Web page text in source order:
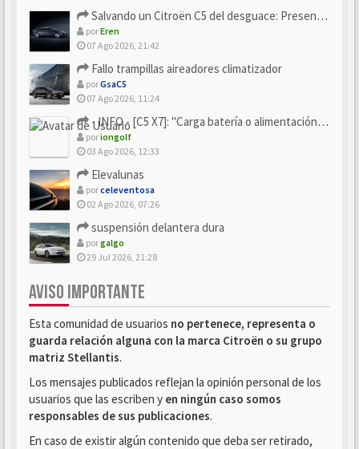
Salvando un Citroën C5 del desguace: Presentación y seguimiento
porEren
07 Ago 2026, 21:42
Fallo trampillas aireadores climatizador
porGsaC5
07 Ago 2026, 11:24
- INFO - [C5 X7]: "Carga batería o alimentación eléctri...
poriongolf
03 Ago 2026, 12:33
Elevalunas
porceleventosa
02 Ago 2026, 07:26
suspensión delantera dura
porgalgo
29 Jul 2026, 21:28
AVISO IMPORTANTE
Esta comunidad de usuarios no pertenece, representa o
guarda relación alguna con la marca Citroën o su grupo
matriz Stellantis.
Los mensajes publicados reflejan la opinión personal de los
usuarios que las escriben y en ningún caso somos
responsables de sus publicaciones.
En caso de existir algún contenido que deba ser retirado,